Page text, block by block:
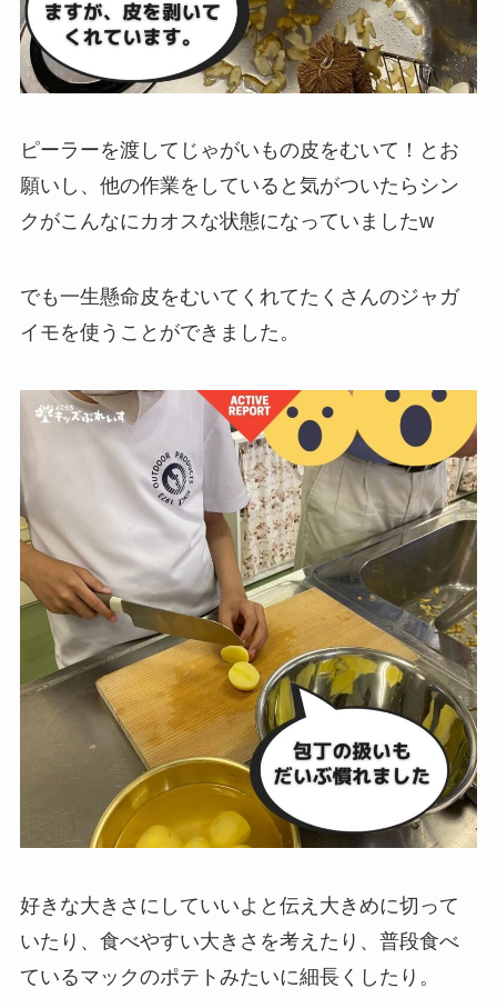
ピーラーを渡してじゃがいもの皮をむいて！とお
願いし、他の作業をしていると気がついたらシン
クがこんなにカオスな状態になっていましたw
でも一生懸命皮をむいてくれてたくさんのジャガ
イモを使うことができました。
好きな大きさにしていいよと伝え大きめに切って
いたり、食べやすい大きさを考えたり、普段食べ
ているマックのポテトみたいに細長くしたり。